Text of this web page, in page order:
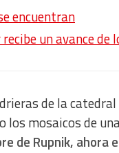
encuentran
un avance de
de la
mosaicos de
de Rupnik, ahora